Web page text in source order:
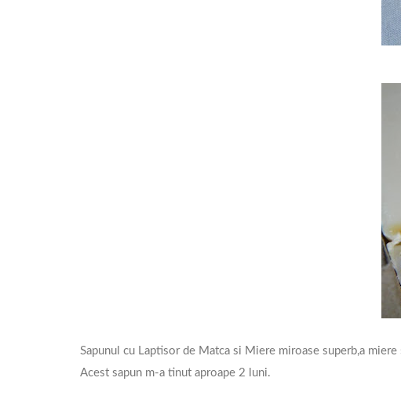
Sapunul cu Laptisor de Matca si Miere miroase superb,a
Acest sapun m-a tinut aproape 2 luni.